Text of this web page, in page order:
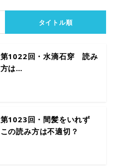
タイトル順
第1022回・水滴石穿 読み
方は…
第1023回・間髪をいれず
この読み方は不適切？